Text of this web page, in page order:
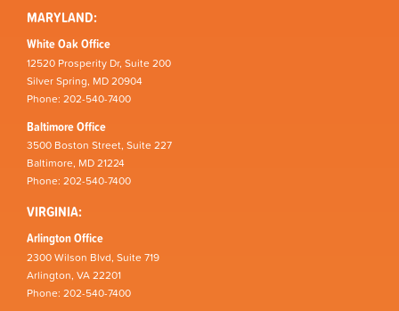
MARYLAND:
White Oak Office
12520 Prosperity Dr, Suite 200
Silver Spring, MD 20904
Phone: 202-540-7400
Baltimore Office
3500 Boston Street, Suite 227
Baltimore, MD 21224
Phone: 202-540-7400
VIRGINIA:
Arlington Office
2300 Wilson Blvd, Suite 719
Arlington, VA 22201
Phone: 202-540-7400